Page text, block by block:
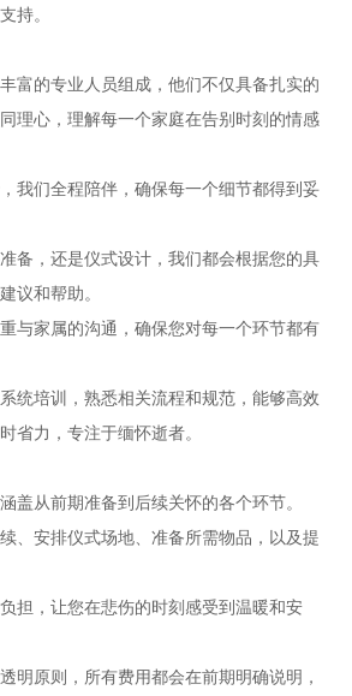
持。
富的专业人员组成，他们不仅具备扎实的
理心，理解每一个家庭在告别时刻的情感
我们全程陪伴，确保每一个细节都得到妥
备，还是仪式设计，我们都会根据您的具
议和帮助。
与家属的沟通，确保您对每一个环节都有
统培训，熟悉相关流程和规范，能够高效
省力，专注于缅怀逝者。
盖从前期准备到后续关怀的各个环节。
、安排仪式场地、准备所需物品，以及提
担，让您在悲伤的时刻感受到温暖和安
明原则，所有费用都会在前期明确说明，